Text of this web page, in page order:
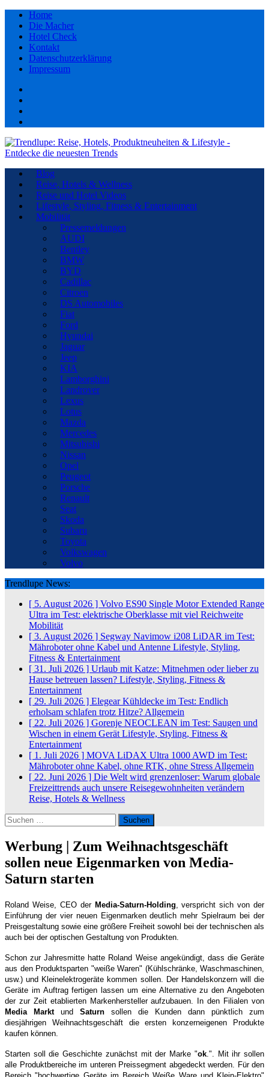
Home
Die Macher
Hotel Check
Kontakt
Datenschutzerklärung
Impressum
Blog
Reise, Hotels & Wellness
Reise und Hotel Videos
Lifestyle, Styling, Fitness & Entertainment
Mobilität
Pressemeldungen
AUDI
Bentley
BMW
BYD
Cadillac
Citroen
DS Automobiles
Fiat
Ford
Hyundai
Jaguar
Jeep
KIA
Lamborghini
Landrover
Lexus
Lotus
Mazda
Mercedes
Mitsubishi
Nissan
Opel
Peugeot
Porsche
Renault
Seat
Skoda
Subaru
Toyota
Volkswagen
Volvo
Trendlupe News:
[ 5. August 2026 ] Volvo ES90 Single Motor Extended Range
Ultra im Test: elektrische Oberklasse mit viel Reichweite
Mobilität
[ 3. August 2026 ] Segway Navimow i208 LiDAR im Test:
Mähroboter ohne Kabel und Antenne Lifestyle, Styling,
Fitness & Entertainment
[ 31. Juli 2026 ] Urlaub mit Katze: Mitnehmen oder lieber zu
Hause betreuen lassen? Lifestyle, Styling, Fitness &
Entertainment
[ 29. Juli 2026 ] Elegear Kühldecke im Test: Endlich
erholsam schlafen trotz Hitze? Allgemein
[ 22. Juli 2026 ] Gorenje NEOCLEAN im Test: Saugen und
Wischen in einem Gerät Lifestyle, Styling, Fitness &
Entertainment
[ 1. Juli 2026 ] MOVA LiDAX Ultra 1000 AWD im Test:
Mähroboter ohne Kabel, ohne RTK, ohne Stress Allgemein
[ 22. Juni 2026 ] Die Welt wird grenzenloser: Warum globale
Freizeittrends auch unsere Reisegewohnheiten verändern
Reise, Hotels & Wellness
Suchen
nach:
Werbung | Zum Weihnachtsgeschäft
sollen neue Eigenmarken von Media-
Saturn starten
Roland Weise, CEO der Media-Saturn-Holding , verspricht sich von der
Einführung der vier neuen Eigenmarken deutlich mehr Spielraum bei der
Preisgestaltung sowie eine größere Freiheit sowohl bei der technischen als
auch bei der optischen Gestaltung von Produkten.
Schon zur Jahresmitte hatte Roland Weise angekündigt, dass die Geräte
aus den Produktsparten "weiße Waren" (Kühlschränke, Waschmaschinen,
usw.) und Kleinelektrogeräte kommen sollen. Der Handelskonzern will die
Geräte im Auftrag fertigen lassen um eine Alternative zu den Angeboten
der zur Zeit etablierten Markenhersteller aufzubauen. In den Filialen von
Media
Marktund Saturn sollen die Kunden dann pünktlich zum
diesjährigen Weihnachtsgeschäft die ersten konzerneigenen Produkte
kaufen können.
Starten soll die Geschichte zunächst mit der Marke "ok.". Mit ihr sollen
alle Produktbereiche im unteren Preissegment abgedeckt werden. Für den